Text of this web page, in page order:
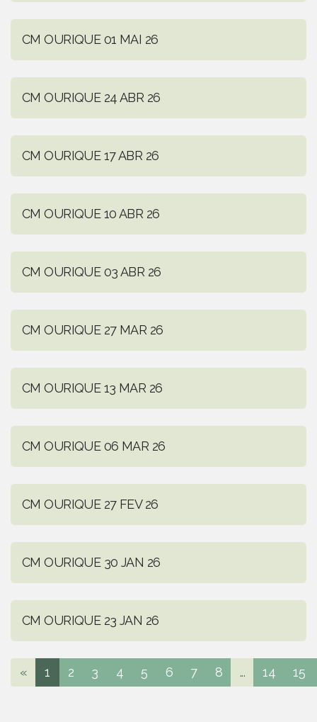
CM OURIQUE 01 MAI 26
CM OURIQUE 24 ABR 26
CM OURIQUE 17 ABR 26
CM OURIQUE 10 ABR 26
CM OURIQUE 03 ABR 26
CM OURIQUE 27 MAR 26
CM OURIQUE 13 MAR 26
CM OURIQUE 06 MAR 26
CM OURIQUE 27 FEV 26
CM OURIQUE 30 JAN 26
CM OURIQUE 23 JAN 26
« 1 2 3 4 5 6 7 8 ... 14 15